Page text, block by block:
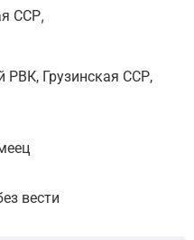
ССР,
РВК, Грузинская ССР,
вести